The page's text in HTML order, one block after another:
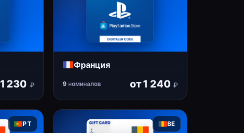
1 230 ₽
Франция
9номиналов от1 240 ₽
PT BE